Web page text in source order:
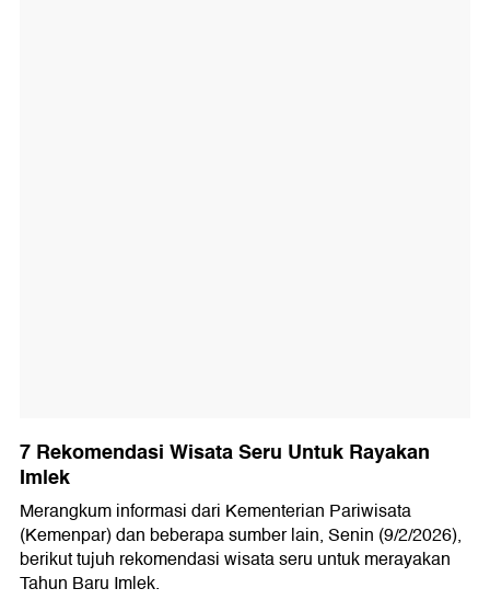
7 Rekomendasi Wisata Seru Untuk Rayakan
Imlek
Merangkum informasi dari Kementerian Pariwisata
(Kemenpar) dan beberapa sumber lain, Senin (9/2/2026),
berikut tujuh rekomendasi wisata seru untuk merayakan
Tahun Baru Imlek.